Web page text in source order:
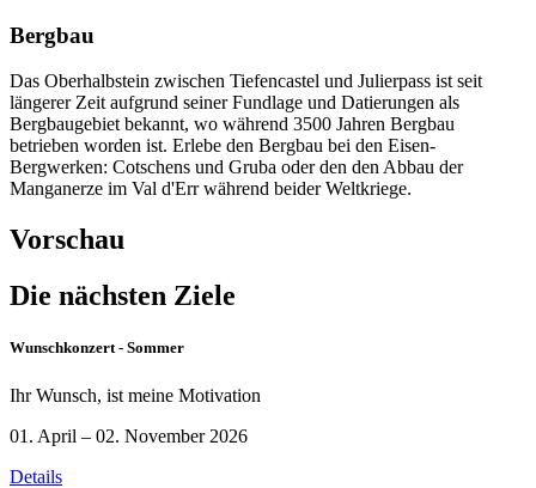
Bergbau
Das Oberhalbstein zwischen Tiefencastel und Julierpass ist seit
längerer Zeit aufgrund seiner Fundlage und Datierungen als
Bergbaugebiet bekannt, wo während 3500 Jahren Bergbau
betrieben worden ist. Erlebe den Bergbau bei den Eisen-
Bergwerken: Cotschens und Gruba oder den den Abbau der
Manganerze im Val d'Err während beider Weltkriege.
Vorschau
Die nächsten Ziele
Wunschkonzert - Sommer
Ihr Wunsch, ist meine Motivation
01. April – 02. November 2026
Details